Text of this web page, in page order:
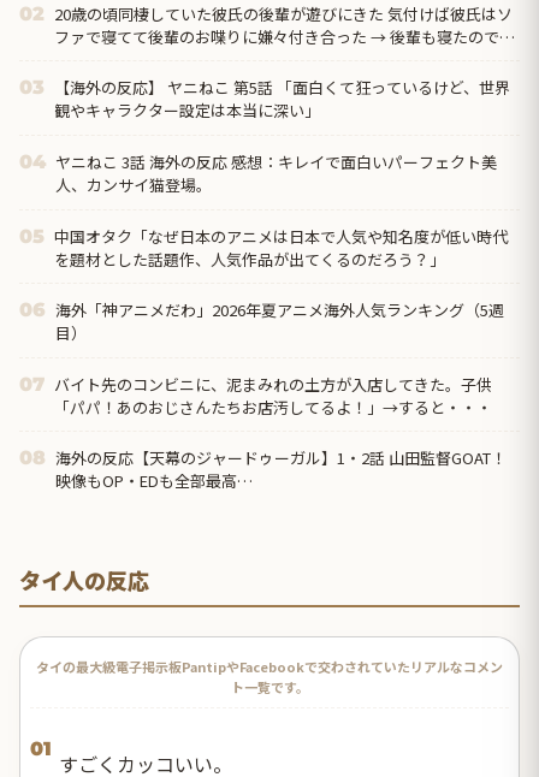
02 20歳の頃同棲していた彼氏の後輩が遊びにきた 気付けば彼氏はソ
ファで寝てて後輩のお喋りに嫌々付き合った → 後輩も寝たので毛
03
【海外の反応】 ヤニねこ 第5話 「面白くて狂っているけど、世界
観やキャラクター設定は本当に深い」
04 ヤニねこ 3話 海外の反応 感想：キレイで面白いパーフェクト美
人、カンサイ猫登場。
05 中国オタク「なぜ日本のアニメは日本で人気や知名度が低い時代
を題材とした話題作、人気作品が出てくるのだろう？」
06 海外「神アニメだわ」2026年夏アニメ海外人気ランキング（5週
目）
07 バイト先のコンビニに、泥まみれの土方が入店してきた。子供
「パパ！あのおじさんたちお店汚してるよ！」→すると・・・
08 海外の反応【天幕のジャードゥーガル】1・2話 山田監督GOAT！
映像もOP・EDも全部最高…
タイ人の反応
タイの最大級電子掲示板PantipやFacebookで交わされていたリアルなコメン
ト一覧です。
01
すごくカッコいい。